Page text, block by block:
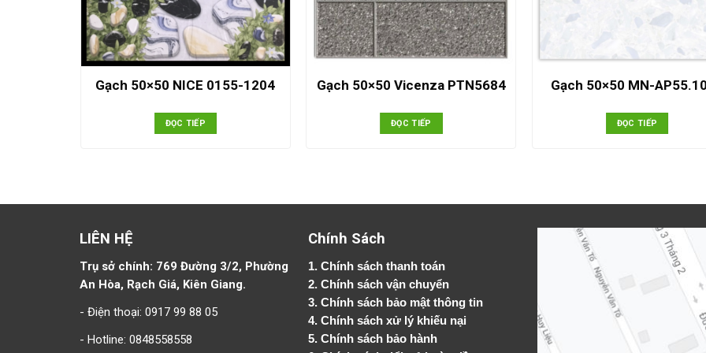
Gạch 50×50 NICE 0155-1204
ĐỌC TIẾP
Gạch 50×50 Vicenza PTN5684
ĐỌC TIẾP
Gạch 50×50 MN-
ĐỌC TIẾP
LIÊN HỆ
Trụ sở chính: 769 Đường 3/2, Phường
An Hòa, Rạch Giá, Kiên Giang.
- Điện thoại: 0917 99 88 05
- Hotline: 0848558558
Chính Sách
1.Chính sách thanh toán
2.Chính sách vận chuyển
3. Chính sách bảo mật thông tin
4.Chính sách xử lý khiếu nại
5.Chính sách bảo hành